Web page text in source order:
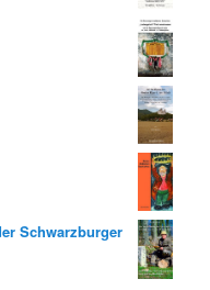
Schwarzburger